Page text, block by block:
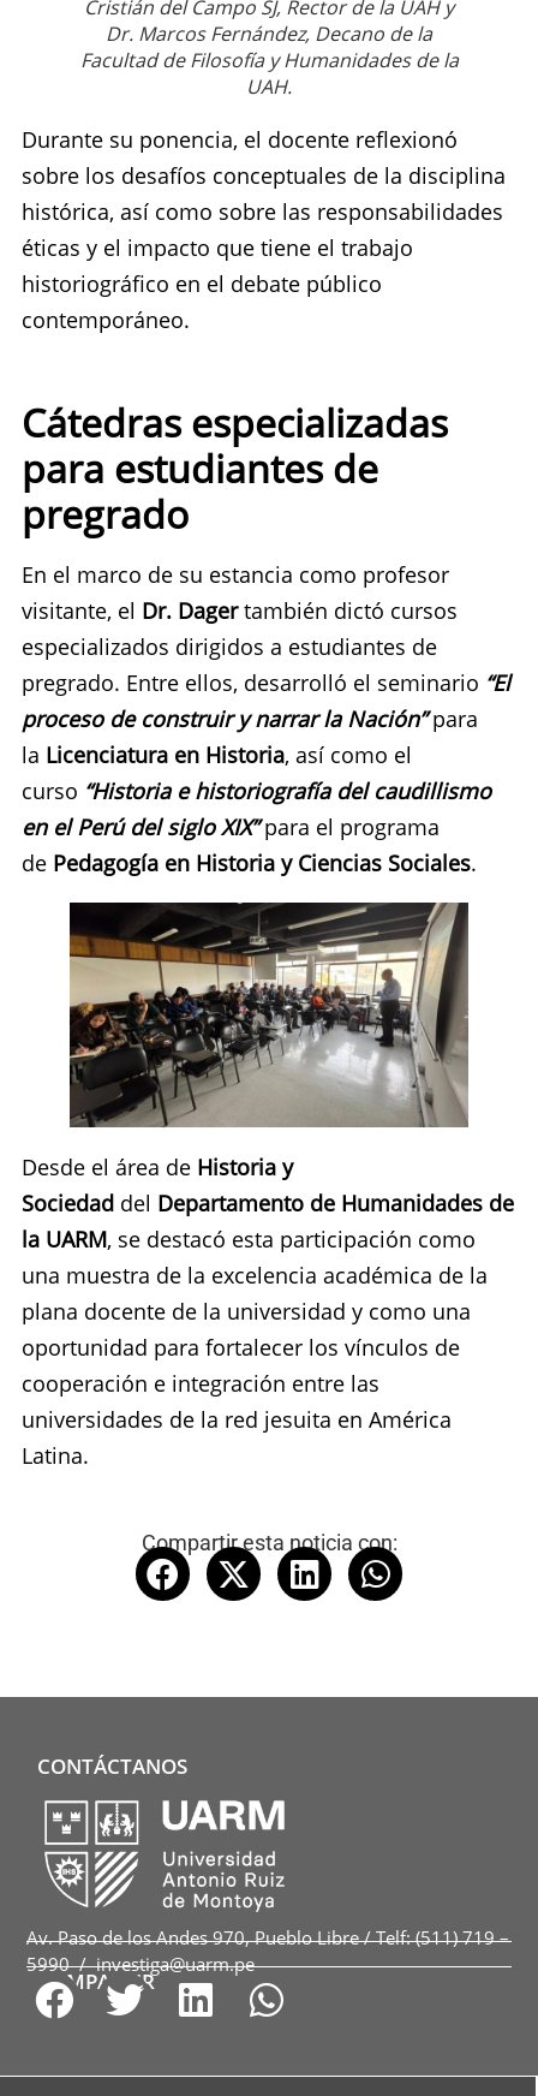
Cristián del Campo SJ, Rector de la UAH y
Dr. Marcos Fernández, Decano de la
Facultad de Filosofía y Humanidades de la
UAH.
Durante su ponencia, el docente reflexionó
sobre los desafíos conceptuales de la disciplina
histórica, así como sobre las responsabilidades
éticas y el impacto que tiene el trabajo
historiográfico en el debate público
contemporáneo.
Cátedras especializadas
para estudiantes de
pregrado
En el marco de su estancia como profesor
visitante, el Dr. Dagertambién dictó cursos
especializados dirigidos a estudiantes de
pregrado. Entre ellos, desarrolló el seminario “El
proceso de construir y narrar la Nación”para
la Licenciatura en Historia, así como el
curso “Historia e historiografía del caudillismo
en el Perú del siglo XIX”para el programa
de Pedagogía en Historia y Ciencias Sociales.
Desde el área de Historia y
Sociedad del Departamento de Humanidades de
la UARM, se destacó esta participación como
una muestra de la excelencia académica de la
plana docente de la universidad y como una
oportunidad para fortalecer los vínculos de
cooperación e integración entre las
universidades de la red jesuita en América
Latina.
Compartir esta noticia con:
CONTÁCTANOS
Av. Paso de los Andes 970, Pueblo Libre / Telf: (511) 719 –
5990 / investiga@uarm.pe
COMPARTIR